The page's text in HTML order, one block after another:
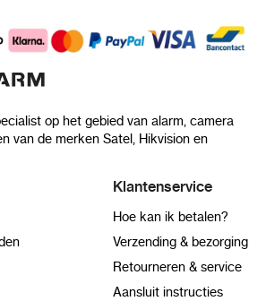
op het gebied van alarm, camera
van de merken Satel, Hikvision en
Klantenservice
Hoe kan ik betalen?
Verzending & bezorging
Retourneren & service
Aansluit instructies